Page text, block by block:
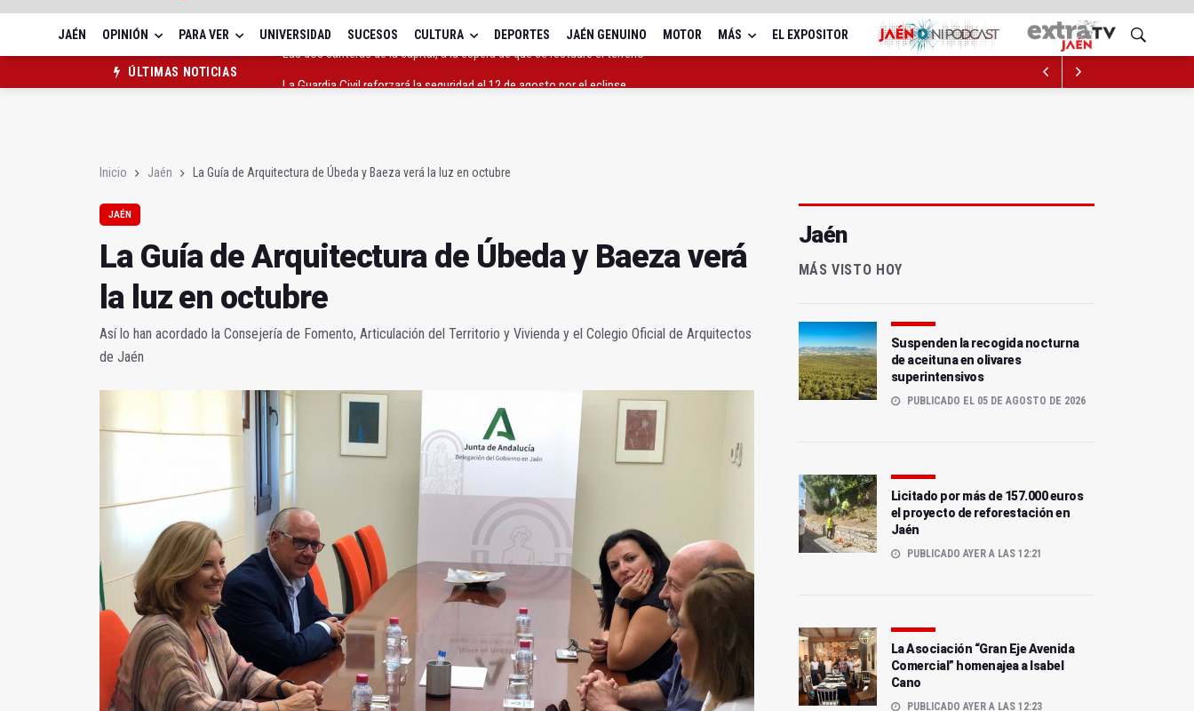
JAÉN OPINIÓN PARA VER UNIVERSIDAD SUCESOS CULTURA DEPORTES JAÉN GENUINO MOTOR MÁS EL EXPOSITOR
ÚLTIMAS NOTICIAS
Inicio Jaén La Guía de Arquitectura de Úbeda y Baeza verá la luz en octubre
JAÉN
La Guía de Arquitectura de Úbeda y Baeza verá
la luz en octubre
Así lo han acordado la Consejería de Fomento, Articulación del Territorio y Vivienda y el Colegio Oficial de Arquitectos
de Jaén
Jaén
MÁS VISTO HOY
Suspenden la recogida nocturna
de aceituna en olivares
superintensivos
PUBLICADO EL 05 DE AGOSTO DE 2026
Licitado por más de 157.000 euros
el proyecto de reforestación en
Jaén
PUBLICADO AYER A LAS 12:21
La Asociación “Gran Eje Avenida
Comercial” homenajea a Isabel
Cano
PUBLICADO AYER A LAS 12:23